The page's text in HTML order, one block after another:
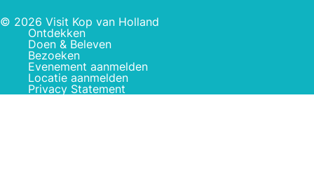
© 2026 Visit Kop van Holland
Ontdekken
Doen & Beleven
Bezoeken
Evenement aanmelden
Locatie aanmelden
Privacy Statement